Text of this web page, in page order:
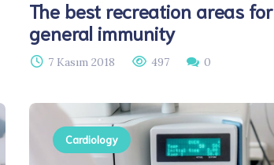
The best recreation areas for
general immunity
7 Kasım 2018 497 0
Cardiology